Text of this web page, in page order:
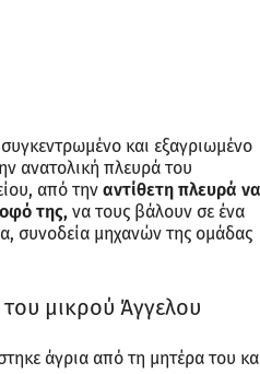
και εξαγριωμένο
ανατολική πλευρά του
από την αντίθετη πλευρά να
της, να τους βάλουν σε ένα
συνοδεία μηχανών της ομάδας
μικρού Άγγελου
άγρια από τη μητέρα του